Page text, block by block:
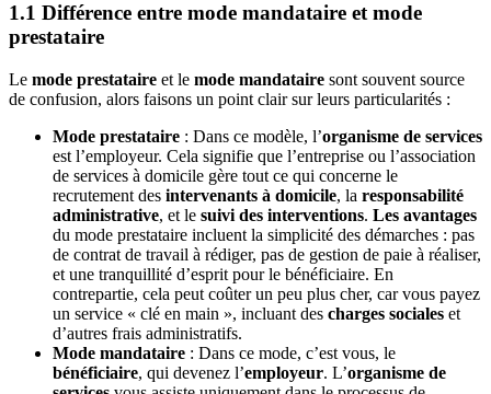
1.1 Différence entre mode mandataire et mode
prestataire
Le mode prestataire et le mode mandataire sont souvent source
de confusion, alors faisons un point clair sur leurs particularités :
Mode prestataire : Dans ce modèle, l’organisme de services
est l’employeur. Cela signifie que l’entreprise ou l’association
de services à domicile gère tout ce qui concerne le
recrutement des intervenants à domicile, la responsabilité
administrative, et le suivi des interventions. Les avantages
du mode prestataire incluent la simplicité des démarches : pas
de contrat de travail à rédiger, pas de gestion de paie à réaliser,
et une tranquillité d’esprit pour le bénéficiaire. En
contrepartie, cela peut coûter un peu plus cher, car vous payez
un service « clé en main », incluant des charges sociales et
d’autres frais administratifs.
Mode mandataire : Dans ce mode, c’est vous, le
bénéficiaire, qui devenez l’employeur. L’organisme de